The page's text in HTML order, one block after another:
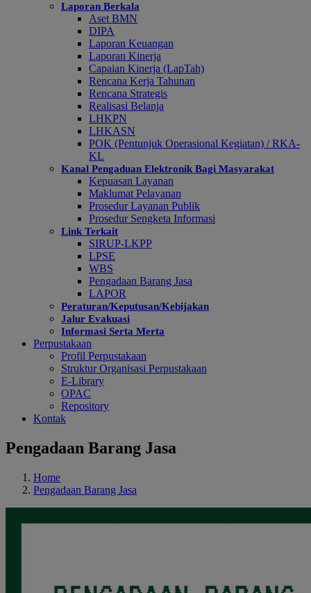
Laporan Berkala
Aset BMN
DIPA
Laporan Keuangan
Laporan Kinerja
Capaian Kinerja (LapTah)
Rencana Kerja Tahunan
Rencana Strategis
Realisasi Belanja
LHKPN
LHKASN
POK (Pentunjuk Operasional Kegiatan) / RKA-
KL
Kanal Pengaduan Elektronik Bagi Masyarakat
Kepuasan Layanan
Maklumat Pelayanan
Prosedur Layanan Publik
Prosedur Sengketa Informasi
Link Terkait
SIRUP-LKPP
LPSE
WBS
Pengadaan Barang Jasa
LAPOR
Peraturan/Keputusan/Kebijakan
Jalur Evakuasi
Informasi Serta Merta
Perpustakaan
Profil Perpustakaan
Struktur Organisasi Perpustakaan
E-Library
OPAC
Repository
Kontak
Pengadaan Barang Jasa
Home
Pengadaan Barang Jasa